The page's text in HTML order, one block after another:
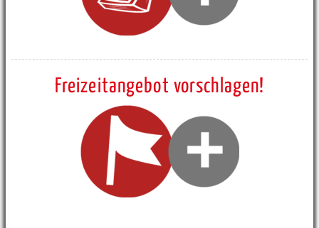
Freizeitangebot vorschlagen!